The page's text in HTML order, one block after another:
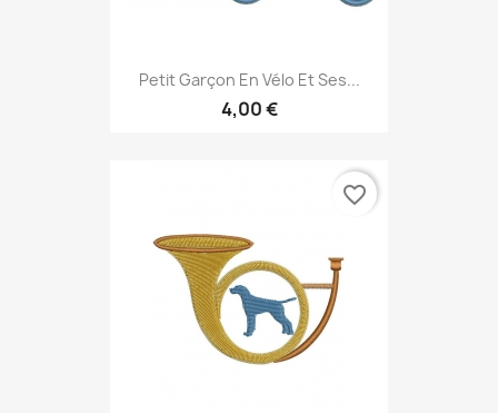
Petit Garçon En Vélo Et Ses...
4,00 €
favorite_border